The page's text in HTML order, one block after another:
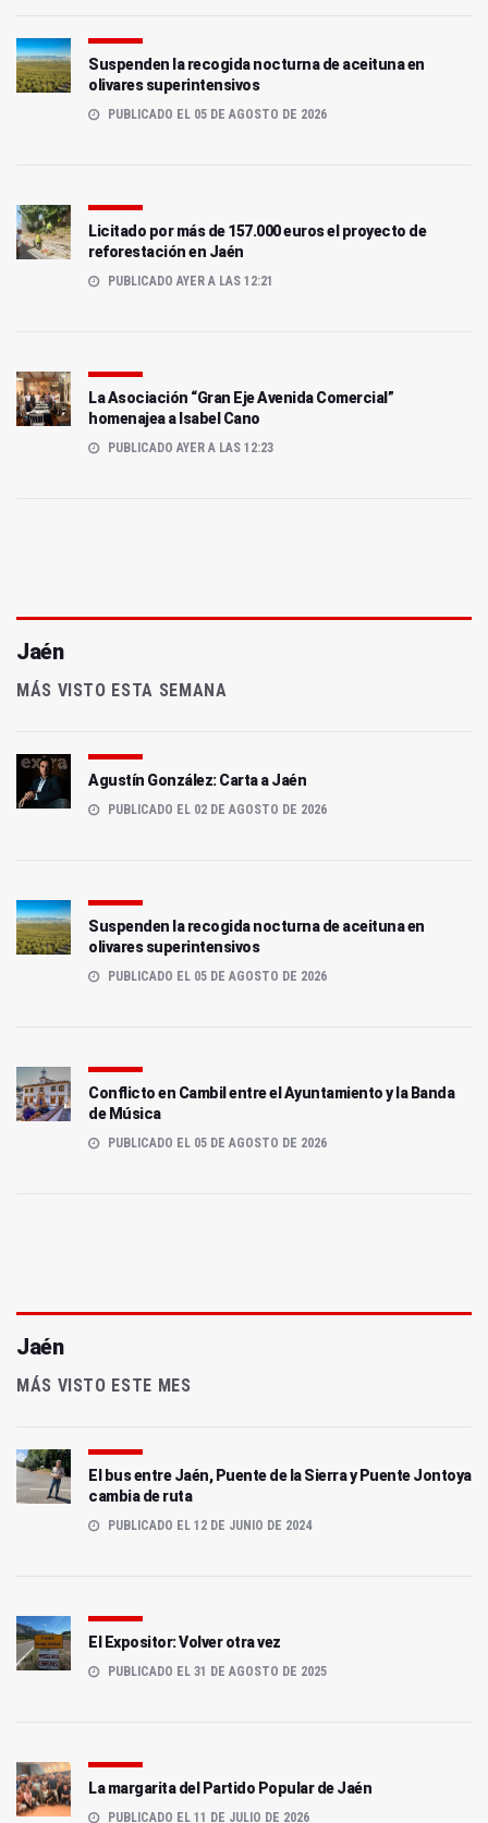
Suspenden la recogida nocturna de aceituna en
olivares superintensivos
PUBLICADO EL 05 DE AGOSTO DE 2026
Licitado por más de 157.000 euros el proyecto de
reforestación en Jaén
PUBLICADO AYER A LAS 12:21
La Asociación “Gran Eje Avenida Comercial”
homenajea a Isabel Cano
PUBLICADO AYER A LAS 12:23
Jaén
MÁS VISTO ESTA SEMANA
Agustín González: Carta a Jaén
PUBLICADO EL 02 DE AGOSTO DE 2026
Suspenden la recogida nocturna de aceituna en
olivares superintensivos
PUBLICADO EL 05 DE AGOSTO DE 2026
Conflicto en Cambil entre el Ayuntamiento y la Banda
de Música
PUBLICADO EL 05 DE AGOSTO DE 2026
Jaén
MÁS VISTO ESTE MES
El bus entre Jaén, Puente de la Sierra y Puente Jontoya
cambia de ruta
PUBLICADO EL 12 DE JUNIO DE 2024
El Expositor: Volver otra vez
PUBLICADO EL 31 DE AGOSTO DE 2025
La margarita del Partido Popular de Jaén
PUBLICADO EL 11 DE JULIO DE 2026